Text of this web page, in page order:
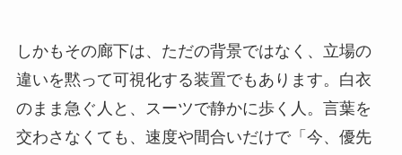
しかもその廊下は、ただの背景ではなく、立場の
違いを黙って可視化する装置でもあります。白衣
のまま急ぐ人と、スーツで静かに歩く人。言葉を
交わさなくても、速度や間合いだけで「今、優先